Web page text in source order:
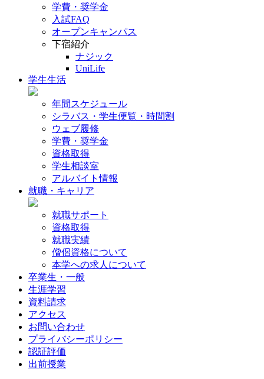
学費・奨学金
入試FAQ
オープンキャンパス
下宿紹介
ナジック
UniLife
学生生活
年間スケジュール
シラバス・学生便覧・時間割
ウェブ履修
学費・奨学金
資格取得
学生相談室
アルバイト情報
就職・キャリア
就職サポート
資格取得
就職実績
僧侶資格について
本学への求人について
卒業生・一般
生涯学習
資料請求
アクセス
お問い合わせ
プライバシーポリシー
認証評価
出前授業